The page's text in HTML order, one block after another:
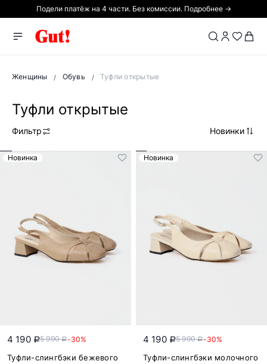
Подели платёж на 4 части. Без комиссии. Подробнее →
Женщины Обувь Туфли открытые
Туфли открытые
Новинки
Фильтр
Новинка
4 190 a5 990a-30%
Туфли-слингбэки бежевого
Новинка
4 190 a5 990a-30%
Туфли-слингбэки молочного